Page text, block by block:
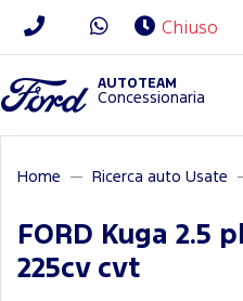
Chiuso
AUTOTEAM
Concessionaria
Home Ricerca auto Usate
FORD Kuga 2.5
225cv cvt